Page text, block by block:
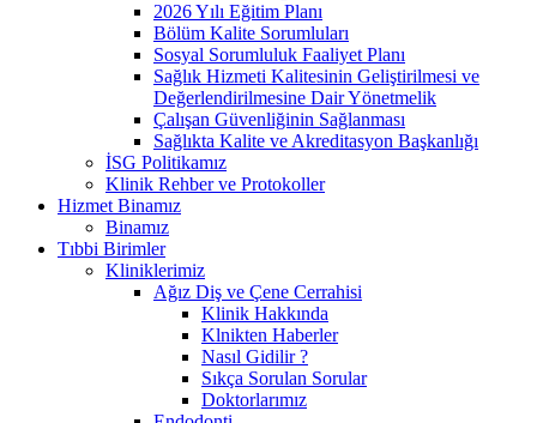
2026 Yılı Eğitim Planı
Bölüm Kalite Sorumluları
Sosyal Sorumluluk Faaliyet Planı
Sağlık Hizmeti Kalitesinin Geliştirilmesi ve
Değerlendirilmesine Dair Yönetmelik
Çalışan Güvenliğinin Sağlanması
Sağlıkta Kalite ve Akreditasyon Başkanlığı
İSG Politikamız
Klinik Rehber ve Protokoller
Hizmet Binamız
Binamız
Tıbbi Birimler
Kliniklerimiz
Ağız Diş ve Çene Cerrahisi
Klinik Hakkında
Klnikten Haberler
Nasıl Gidilir ?
Sıkça Sorulan Sorular
Doktorlarımız